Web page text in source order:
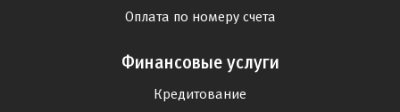
Оплата по номеру счета
Финансовые услуги
Кредитование